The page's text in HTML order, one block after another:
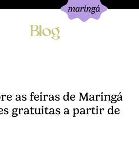
Blog
as feiras de Maringá
gratuitas a partir de